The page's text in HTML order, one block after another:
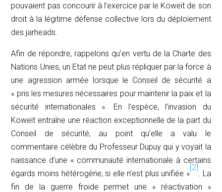
pouvaient pas concourir à l’exercice par le Koweït de son
droit à la légitime défense collective lors du déploiement
des jarheads
Afin de répondre, rappelons qu’en vertu de la Charte des
Nations Unies, un Etat ne peut plus répliquer par la force à
une agression armée lorsque le Conseil de sécurité a
« pris les mesures nécessaires pour maintenir la paix et la
sécurité internationales ». En l’espèce, l’invasion du
Koweït entraîne une réaction exceptionnelle de la part du
Conseil de sécurité, au point qu’elle a valu le
commentaire célèbre du Professeur Dupuy qui y voyait la
naissance d’une « communauté internationale à certains
égards moins hétérogène, si elle n’est plus unifiée »
[2]
. La
fin de la guerre froide permet une « réactivation »